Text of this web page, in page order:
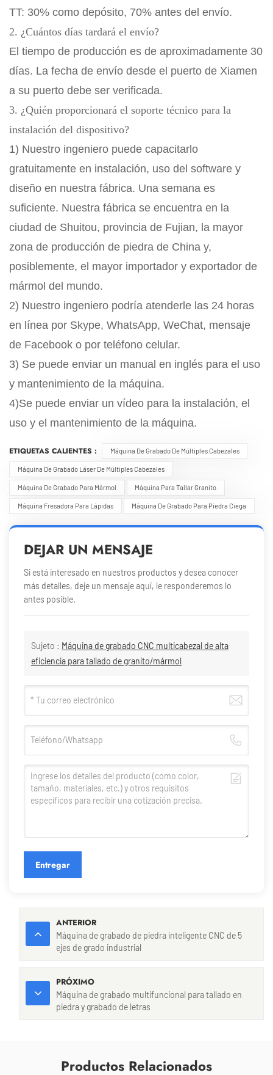
TT: 30% como depósito, 70% antes del envío.
2. ¿Cuántos días tardará el envío?
El tiempo de producción es de aproximadamente 30
días. La fecha de envío desde el puerto de Xiamen
a su puerto debe ser verificada.
3. ¿Quién proporcionará el soporte técnico para la
instalación del dispositivo?
1) Nuestro ingeniero puede capacitarlo
gratuitamente en instalación, uso del software y
diseño en nuestra fábrica. Una semana es
suficiente. Nuestra fábrica se encuentra en la
ciudad de Shuitou, provincia de Fujian, la mayor
zona de producción de piedra de China y,
posiblemente, el mayor importador y exportador de
mármol del mundo.
2) Nuestro ingeniero podría atenderle las 24 horas
en línea por Skype, WhatsApp, WeChat, mensaje
de Facebook o por teléfono celular.
3) Se puede enviar un manual en inglés para el uso
y mantenimiento de la máquina.
4)Se puede enviar un vídeo para la instalación, el
uso y el mantenimiento de la máquina.
ETIQUETAS CALIENTES : Máquina De Grabado De Múltiples Cabezales
Máquina De Grabado Láser De Múltiples Cabezales
Máquina De Grabado Para Mármol Máquina Para Tallar Granito
Máquina Fresadora Para Lápidas Máquina De Grabado Para Piedra Ciega
DEJAR UN MENSAJE
Si está interesado en nuestros productos y desea conocer
más detalles, deje un mensaje aquí, le responderemos lo
antes posible.
Sujeto : Máquina de grabado CNC multicabezal de alta
eficiencia para tallado de granito/mármol
Entregar
ANTERIOR
Máquina de grabado de piedra inteligente CNC de 5
ejes de grado industrial
PRÓXIMO
Máquina de grabado multifuncional para tallado en
piedra y grabado de letras
Productos Relacionados